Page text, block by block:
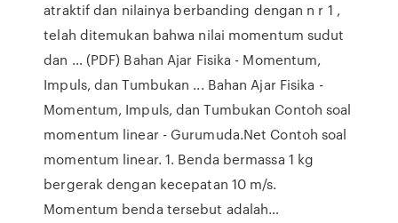
atraktif dan nilainya berbanding dengan n r 1 ,
telah ditemukan bahwa nilai momentum sudut
dan … (PDF) Bahan Ajar Fisika - Momentum,
Impuls, dan Tumbukan ... Bahan Ajar Fisika -
Momentum, Impuls, dan Tumbukan Contoh soal
momentum linear - Gurumuda.Net Contoh soal
momentum linear. 1. Benda bermassa 1 kg
bergerak dengan kecepatan 10 m/s.
Momentum benda tersebut adalah…